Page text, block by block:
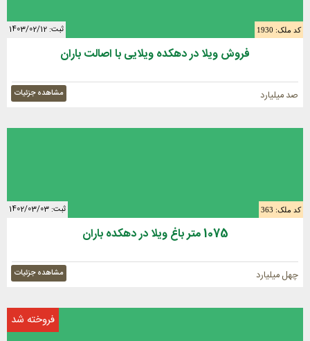
کد ملک: 1930 ثبت: 1403/02/12
فروش ویلا در دهکده ویلایی با اصالت باران
صد میلیارد مشاهده جزئیات
کد ملک: 363 ثبت: 1402/03/03
1075 متر باغ ویلا در دهکده باران
چهل میلیارد مشاهده جزئیات
فروخته شد